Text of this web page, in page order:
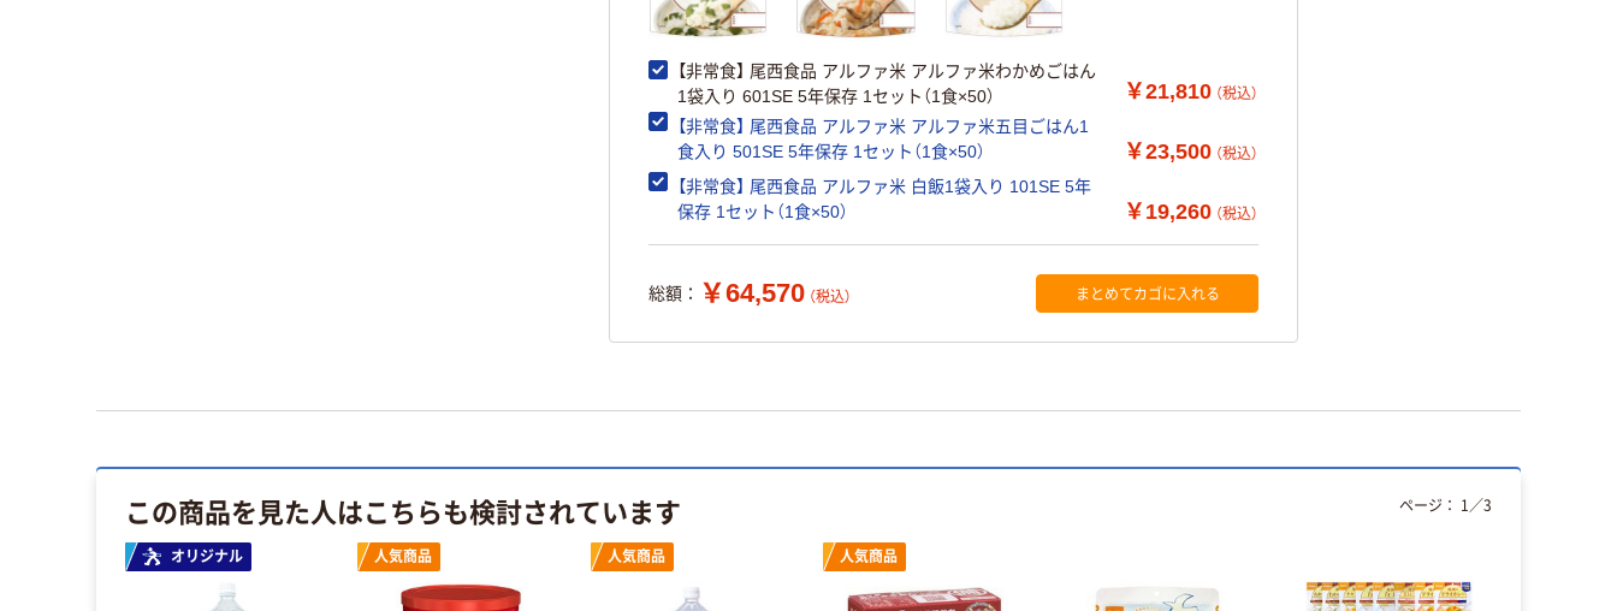
【非常食】 尾西食品 アルファ米 アルファ米わかめごはん
1袋入り 601SE 5年保存 1セット（1食×50）
￥21,810 （税込）
【非常食】 尾西食品 アルファ米 アルファ米五目ごはん1
食入り 501SE 5年保存 1セット（1食×50）
￥23,500 （税込）
【非常食】 尾西食品 アルファ米 白飯1袋入り 101SE 5年
保存 1セット（1食×50）
￥19,260 （税込）
総額： ￥64,570 （税込） まとめてカゴに入れる
この商品を見た人はこちらも検討されています
オリジナル 人気商品 人気商品 人気商品
ページ： 1 ／3